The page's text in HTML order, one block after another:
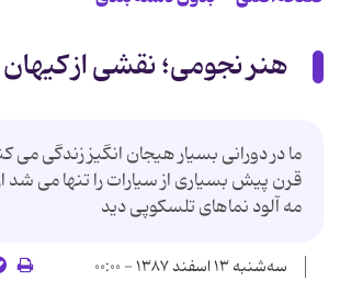
هنر نجومی؛ نقشی از کیهان
ما در دورانی بسیار هیجان انگیز زندگی می
قرن پیش بسیاری از سیارات را تنها می شد
مه آلود نماهای تلسکوپی دید
سه‌شنبه ۱۳ اسفند ۱۳۸۷ - ۰۰:۰۰